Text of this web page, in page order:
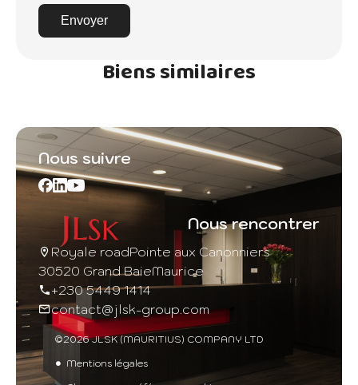
Envoyer
Biens similaires
Nous suivre
Nous rencontrer
Royale roadPointe aux Canonniers
30520 Grand BaieMaurice
+230 5449 1414
contact@jlsk-group.com
©2026 JLSK (MAURITIUS) COMPANY LTD
Mentions légales